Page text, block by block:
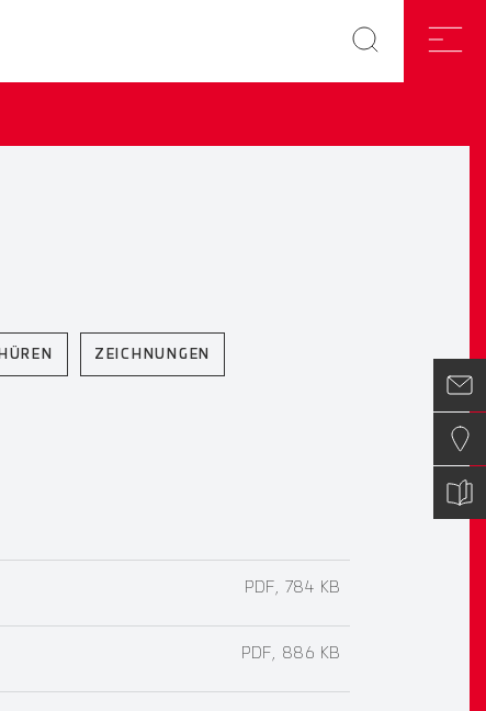
ZEICHNUNGEN
PDF, 784 KB
PDF, 886 KB